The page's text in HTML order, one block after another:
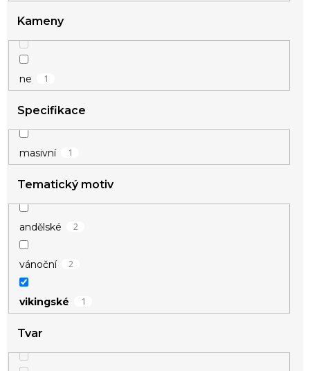
Kameny
ne 1
Specifikace
masivní 1
Tematický motiv
andělské 2
vánoční 2
vikingské 1
Tvar